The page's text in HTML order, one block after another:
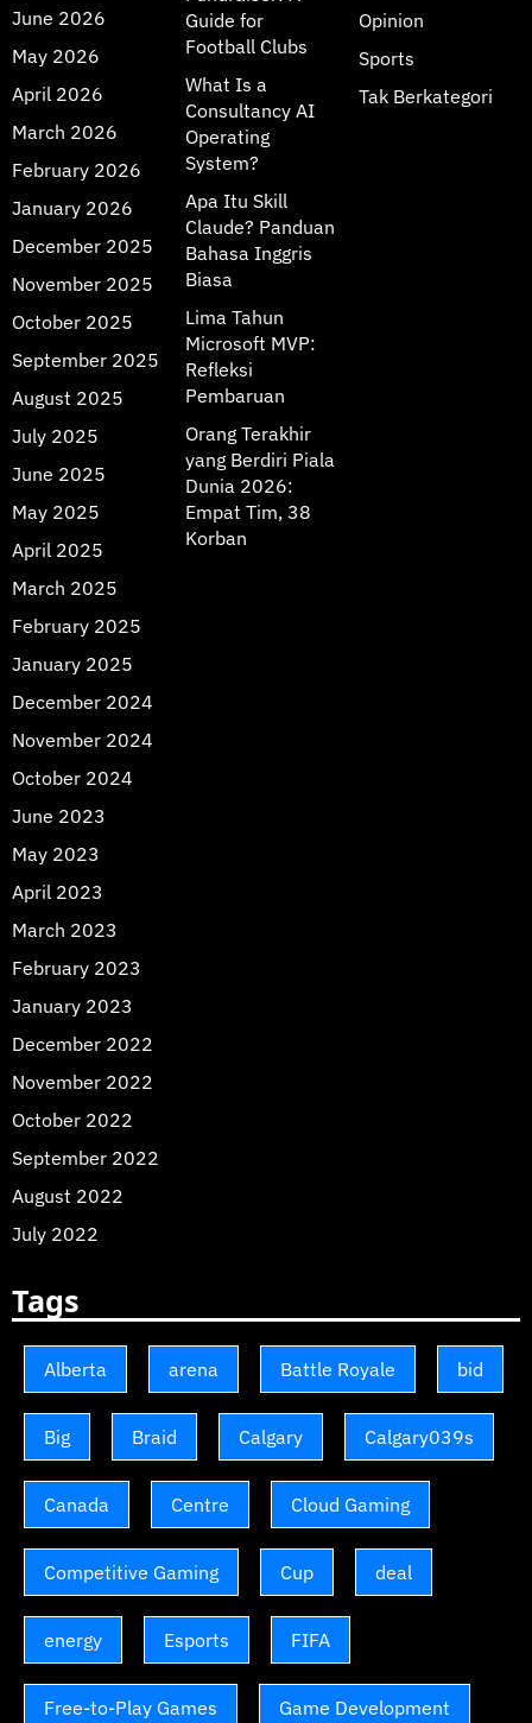
June 2026
May 2026
April 2026
March 2026
February 2026
January 2026
December 2025
November 2025
October 2025
September 2025
August 2025
July 2025
June 2025
May 2025
April 2025
March 2025
February 2025
January 2025
December 2024
November 2024
October 2024
June 2023
May 2023
April 2023
March 2023
February 2023
January 2023
December 2022
November 2022
October 2022
September 2022
August 2022
July 2022
Guide for
Football Clubs
What Is a
Consultancy AI
Operating
System?
Apa Itu Skill
Claude? Panduan
Bahasa Inggris
Biasa
Lima Tahun
Microsoft MVP:
Refleksi
Pembaruan
Orang Terakhir
yang Berdiri Piala
Dunia 2026:
Empat Tim, 38
Korban
Opinion
Sports
Tak Berkategori
Tags
Alberta arena Battle Royale bid
Big Braid Calgary Calgary039s
Canada Centre Cloud Gaming
Competitive Gaming Cup deal
energy Esports FIFA
Free-to-Play Games Game Development